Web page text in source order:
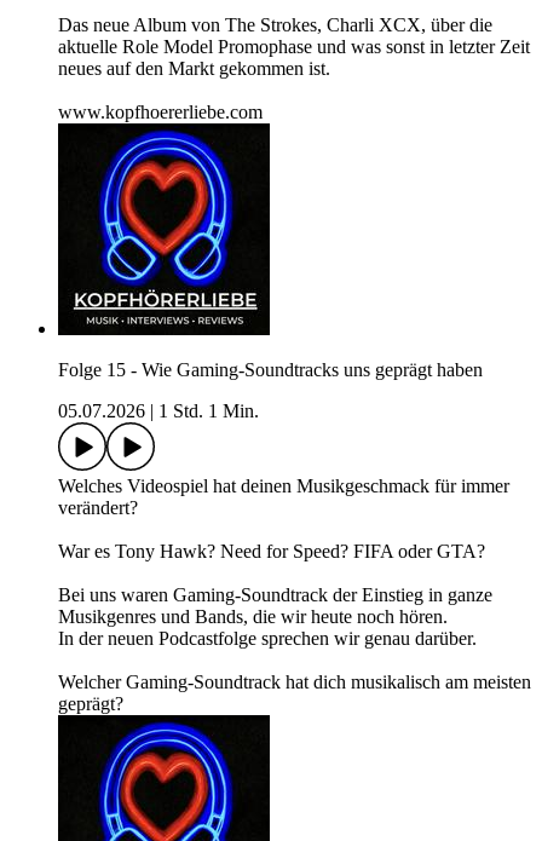
Das neue Album von The Strokes, Charli XCX, über die
aktuelle Role Model Promophase und was sonst in letzter Zeit
neues auf den Markt gekommen ist.
www.kopfhoererliebe.com
Folge 15 - Wie Gaming-Soundtracks uns geprägt haben
05.07.2026
1 Std. 1 Min.
Welches Videospiel hat deinen Musikgeschmack für immer
verändert?
War es Tony Hawk? Need for Speed? FIFA oder GTA?
Bei uns waren Gaming-Soundtrack der Einstieg in ganze
Musikgenres und Bands, die wir heute noch hören.
In der neuen Podcastfolge sprechen wir genau darüber.
Welcher Gaming-Soundtrack hat dich musikalisch am meisten
geprägt?